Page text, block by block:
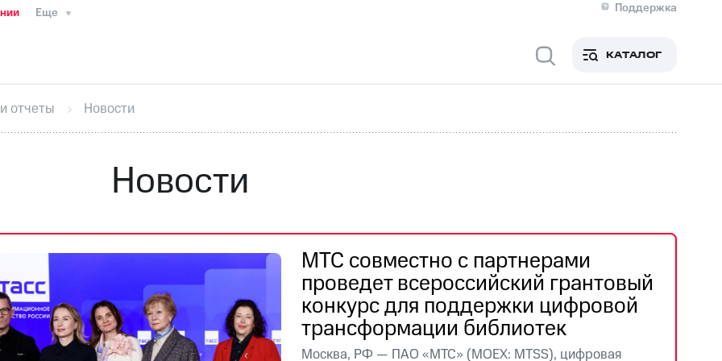
Еще
Поддержка
Медиа-центр
ИнтервьюФинансовая отчетностьКонтактыНовости в регионе
секретарьРаскрытие информации
кабинет акционераАкционерный капиталКонтроль и аудитРынок акций
погашении именных облигацийДругое
КАТАЛОГ
отчеты Новости
Новости
МТС совместно с партнерами
проведет всероссийский грантовый
конкурс для поддержки цифровой
трансформации библиотек
Москва, РФ — ПАО «МТС» (MOEX: MTSS), цифровая